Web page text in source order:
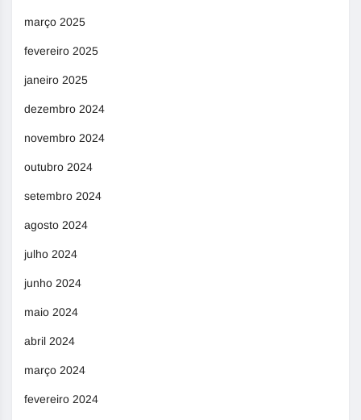
março 2025
fevereiro 2025
janeiro 2025
dezembro 2024
novembro 2024
outubro 2024
setembro 2024
agosto 2024
julho 2024
junho 2024
maio 2024
abril 2024
março 2024
fevereiro 2024